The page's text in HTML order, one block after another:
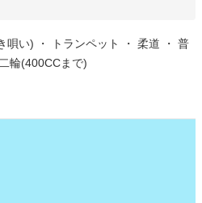
唄い) ・ トランペット ・ 柔道 ・ 普
輪(400CCまで)